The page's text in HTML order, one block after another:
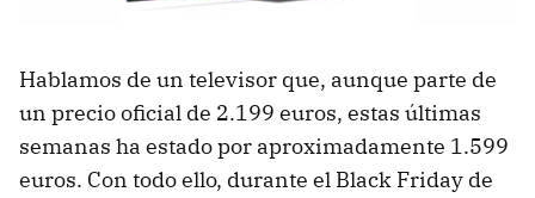
Hablamos de un televisor que, aunque parte de
un precio oficial de 2.199 euros, estas últimas
semanas ha estado por aproximadamente 1.599
euros. Con todo ello, durante el Black Friday de